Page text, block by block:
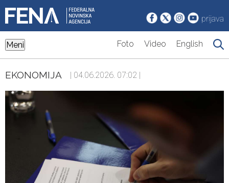
prijava
Meni Foto Video English
EKONOMIJA | 04.06.2026. 07:02 |